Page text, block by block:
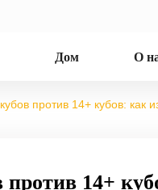
Дом О
против 14+ кубов: как
против 14+